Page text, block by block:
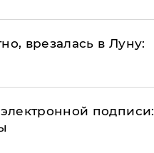
врезалась в Луну:
подписи: